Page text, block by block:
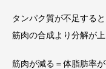
タンパク質が不足すると
筋肉の合成より分解が
筋肉が減る＝体脂肪率